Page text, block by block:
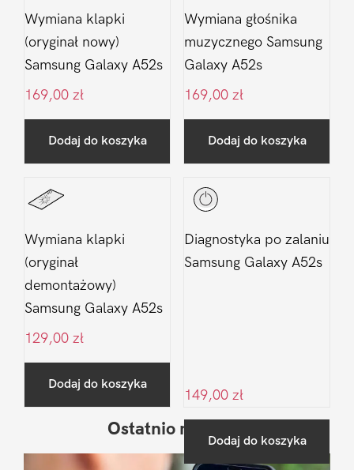
Wymiana klapki
(oryginał nowy)
Samsung Galaxy A52s
169,00 zł
Dodaj do koszyka
Wymiana głośnika
muzycznego Samsung
Galaxy A52s
169,00 zł
Dodaj do koszyka
Wymiana klapki
(oryginał
demontażowy)
Samsung Galaxy A52s
129,00 zł
Dodaj do koszyka
Diagnostyka po zalaniu
Samsung Galaxy A52s
149,00 zł
Dodaj do koszyka
Sidebar
Ostatnio na blogu